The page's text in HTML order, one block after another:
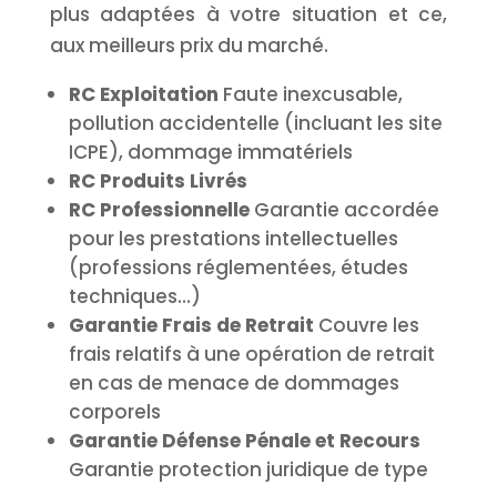
plus adaptées à votre situation et ce,
aux meilleurs prix du marché.
RC Exploitation Faute inexcusable,
pollution accidentelle (incluant les site
ICPE), dommage immatériels
RC Produits Livrés
RC Professionnelle Garantie accordée
pour les prestations intellectuelles
(professions réglementées, études
techniques…)
Garantie Frais de Retrait Couvre les
frais relatifs à une opération de retrait
en cas de menace de dommages
corporels
Garantie Défense Pénale et Recours
Garantie protection juridique de type